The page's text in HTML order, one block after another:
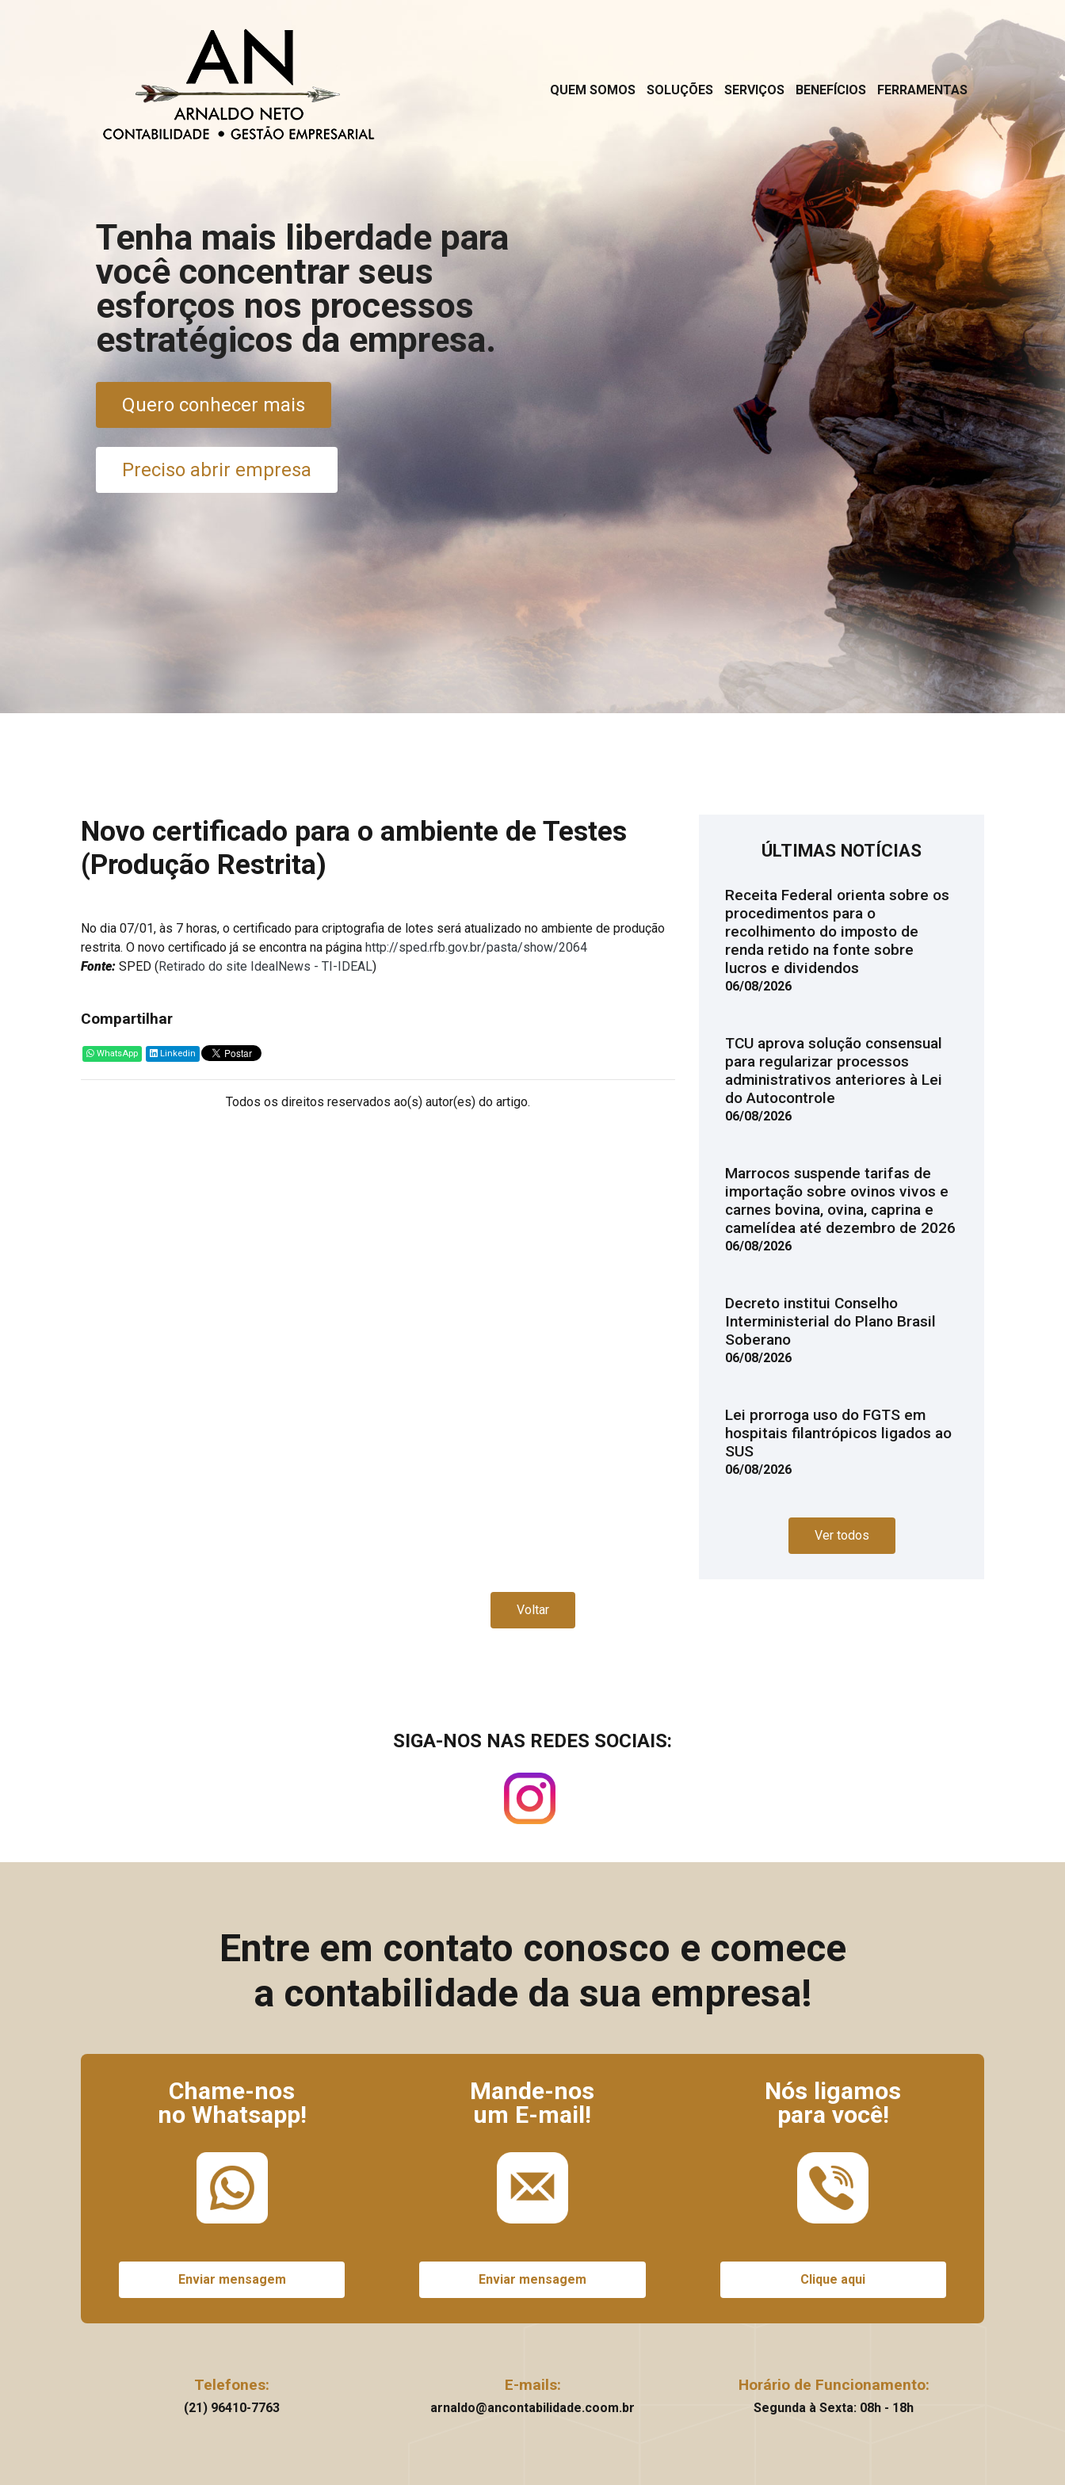
QUEM SOMOS SOLUÇÕES SERVIÇOS BENEFÍCIOS FERRAMENTAS
Tenha mais liberdade para
você concentrar seus
esforços nos processos
estratégicos da empresa.
Quero conhecer mais
Preciso abrir empresa
Novo certificado para o ambiente de Testes
(Produção Restrita)
No dia 07/01, às 7 horas, o certificado para criptografia de lotes será atualizado no ambiente de produção
restrita. O novo certificado já se encontra na página http://sped.rfb.gov.br/pasta/show/2064
Fonte: SPED (Retirado do site IdealNews - TI-IDEAL)
Compartilhar
WhatsApp Linkedin
Todos os direitos reservados ao(s) autor(es) do artigo.
ÚLTIMAS NOTÍCIAS
Receita Federal orienta sobre os
procedimentos para o
recolhimento do imposto de
renda retido na fonte sobre
lucros e dividendos
06/08/2026
TCU aprova solução consensual
para regularizar processos
administrativos anteriores à Lei
do Autocontrole
06/08/2026
Marrocos suspende tarifas de
importação sobre ovinos vivos e
carnes bovina, ovina, caprina e
camelídea até dezembro de 2026
06/08/2026
Decreto institui Conselho
Interministerial do Plano Brasil
Soberano
06/08/2026
Lei prorroga uso do FGTS em
hospitais filantrópicos ligados ao
SUS
06/08/2026
Ver todos
Voltar
SIGA-NOS NAS REDES SOCIAIS:
Entre em contato conosco e comece
a contabilidade da sua empresa!
Chame-nos
no Whatsapp!
Enviar mensagem
Mande-nos
um E-mail!
Enviar mensagem
Nós ligamos
para você!
Clique aqui
Telefones:
(21) 96410-7763
E-mails:
arnaldo@ancontabilidade.coom.br
Horário de Funcionamento:
Segunda à Sexta: 08h - 18h